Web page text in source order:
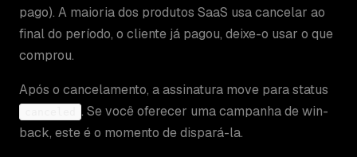
pago). A maioria dos produtos SaaS usa cancelar ao
final do período, o cliente já pagou, deixe-o usar o que
comprou.
Após o cancelamento, a assinatura move para status
. Se você oferecer uma campanha de win-
back, este é o momento de dispará-la.